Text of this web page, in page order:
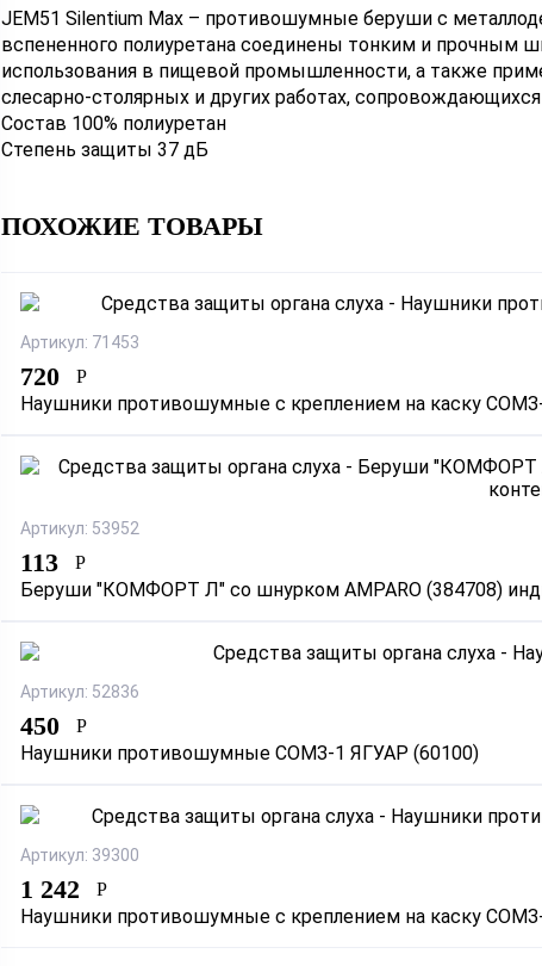
JEM51 Silentium Max – противошумные беруши с
вспененного полиуретана соединены тонким и прочным
использования в пищевой промышленности, а также
слесарно-столярных и других работах,
Состав 100% полиуретан
Степень защиты 37 дБ
ПОХОЖИЕ ТОВАРЫ
Артикул: 71453
720 Р
Наушники противошумные с креплением на каску
Артикул: 53952
113 Р
Беруши "КОМФОРТ Л" со шнурком AMPARO (384708)
Артикул: 52836
450 Р
Наушники противошумные СОМЗ-1 ЯГУАР (60100)
Артикул: 39300
1 242 Р
Наушники противошумные с креплением на каску